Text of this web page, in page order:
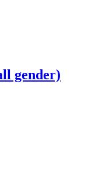
gender)